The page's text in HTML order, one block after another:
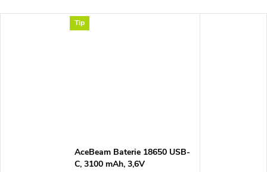
Tip
AceBeam Baterie 18650 USB-
C, 3100 mAh, 3,6V